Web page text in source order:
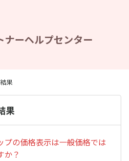
ナーヘルプセンター
果
果
プの価格表示は一般価格では
か？